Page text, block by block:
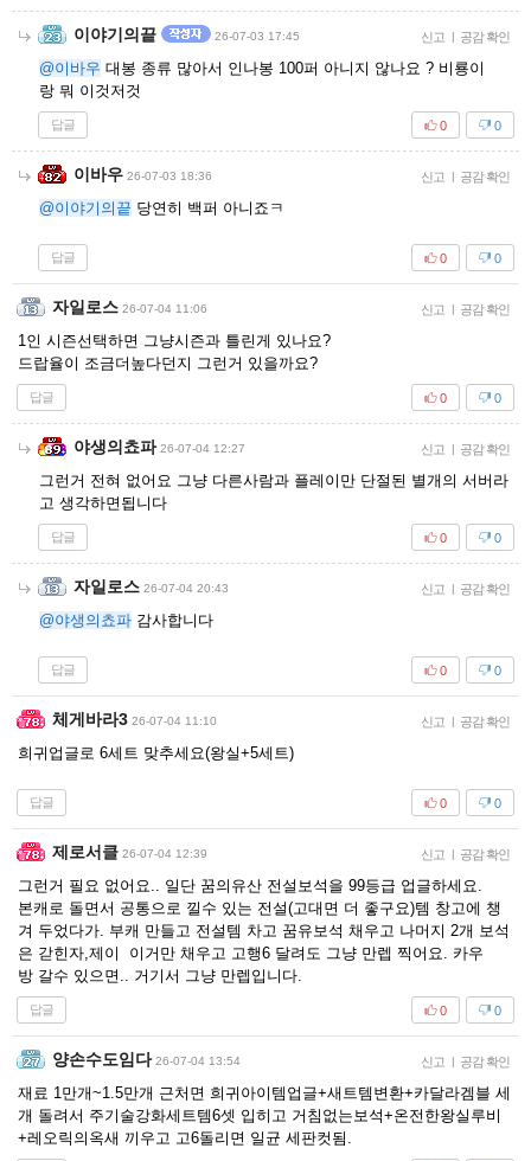
이야기의끝 26-07-03 17:45 신고 | 공감 확인
@이바우 대봉 종류 많아서 인나봉 100퍼 아니지 않나요 ? 비룡이
랑 뭐 이것저것
답글 0
0
이바우 26-07-03 18:36 신고 | 공감 확인
@이야기의끝 당연히 백퍼 아니죠ㅋ
답글 0
0
자일로스 26-07-04 11:06 신고 | 공감 확인
1인 시즌선택하면 그냥시즌과 틀린게 있나요?
드랍율이 조금더높다던지 그런거 있을까요?
답글 0
0
야생의쵸파 26-07-04 12:27 신고 | 공감 확인
그런거 전혀 없어요 그냥 다른사람과 플레이만 단절된 별개의 서버라
고 생각하면됩니다
답글 0
0
자일로스 26-07-04 20:43 신고 | 공감 확인
@야생의쵸파 감사합니다
답글 0
0
체게바라3 26-07-04 11:10 신고 | 공감 확인
희귀업글로 6세트 맞추세요(왕실+5세트)
답글 0
0
제로서클 26-07-04 12:39 신고 | 공감 확인
그런거 필요 없어요.. 일단 꿈의유산 전설보석을 99등급 업글하세요.
본캐로 돌면서 공통으로 낄수 있는 전설(고대면 더 좋구요)템 창고에 챙
겨 두었다가. 부캐 만들고 전설템 차고 꿈유보석 채우고 나머지 2개 보석
은 갇힌자,제이 이거만 채우고 고행6 달려도 그냥 만렙 찍어요. 카우
방 갈수 있으면.. 거기서 그냥 만렙입니다.
답글 0
0
양손수도임다 26-07-04 13:54 신고 | 공감 확인
재료 1만개~1.5만개 근처면 희귀아이템업글+새트템변환+카달라겜블 세
개 돌려서 주기술강화세트템6셋 입히고 거침없는보석+온전한왕실루비
+레오릭의옥새 끼우고 고6돌리면 일균 세판컷됨.